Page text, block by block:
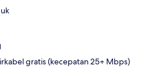
gratis (kecepatan 25+ Mbps)